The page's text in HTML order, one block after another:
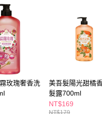
疑問，請聯繫「AFTEE先享後付
support/home
AFTEE先享後付」服務完成之交
，並將交易相關給付款項請求債
址：
或監護人之同意方可使用
起之損失，本公司不負相關責
別帳號之用戶狀況，依本公司即
費
費
費
費
玫瑰奢香洗
美吾髮陽光甜橘
髮露700ml
NT$169
NT$179